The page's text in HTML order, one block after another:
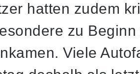
hatten zudem
zu
Viele